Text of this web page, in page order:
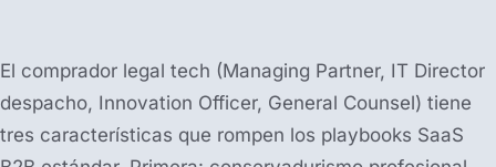
El comprador legal tech (Managing Partner, IT Director
despacho, Innovation Officer, General Counsel) tiene
tres características que rompen los playbooks SaaS